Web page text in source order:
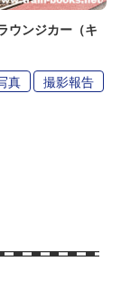
ウンジカー（キ
真 撮影報告